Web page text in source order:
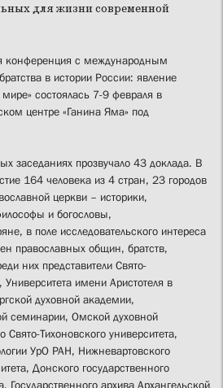
для жизни современной
конференция с международным
в истории России: явление
состоялась 7-9 февраля в
центре «Ганина Яма» под
заседаниях прозвучало 43 доклада. В
164 человека из 4 стран, 23 городов
церкви – историки,
и богословы,
в поле исследовательского интереса
православных общин, братств,
них представители Свято-
Университета имени Аристотеля в
духовной академии,
семинарии, Омской духовной
Тихоновского университета,
УрО РАН, Нижневартовского
Донского государственного
Государственного архива Архангельской